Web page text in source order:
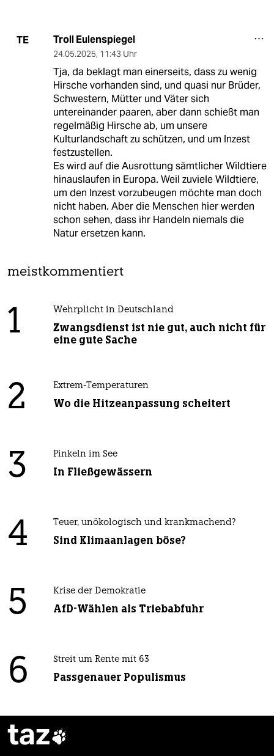
TE Troll Eulenspiegel
24.05.2025, 11:43 Uhr
Tja, da beklagt man einerseits, dass zu wenig
Hirsche vorhanden sind, und quasi nur Brüder,
Schwestern, Mütter und Väter sich
untereinander paaren, aber dann schießt man
regelmäßig Hirsche ab, um unsere
Kulturlandschaft zu schützen, und um Inzest
festzustellen.
Es wird auf die Ausrottung sämtlicher Wildtiere
hinauslaufen in Europa. Weil zuviele Wildtiere,
um den Inzest vorzubeugen möchte man doch
nicht haben. Aber die Menschen hier werden
schon sehen, dass ihr Handeln niemals die
Natur ersetzen kann.
meistkommentiert
1 Wehrplicht in Deutschland
Zwangsdienst ist nie gut, auch nicht für
eine gute Sache
2 Extrem-Temperaturen
Wo die Hitzeanpassung scheitert
3 Pinkeln im See
In Fließgewässern
4 Teuer, unökologisch und krankmachend?
Sind Klimaanlagen böse?
5 Krise der Demokratie
AfD-Wählen als Triebabfuhr
6 Streit um Rente mit 63
Passgenauer Populismus
taz